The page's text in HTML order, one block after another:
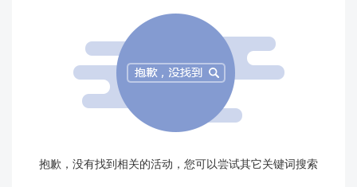
抱歉，没有找到相关的活动，您可以尝试其它关键词搜索